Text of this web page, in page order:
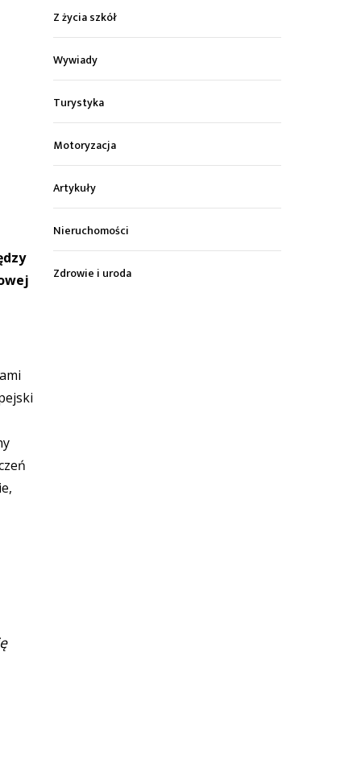
Z życia szkół
Wywiady
Turystyka
Motoryzacja
Artykuły
Nieruchomości
Zdrowie i uroda